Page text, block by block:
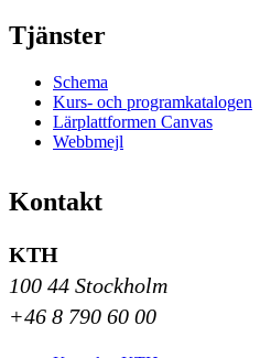
Tjänster
Schema
Kurs- och programkatalogen
Lärplattformen Canvas
Webbmejl
Kontakt
KTH
100 44 Stockholm
+46 8 790 60 00